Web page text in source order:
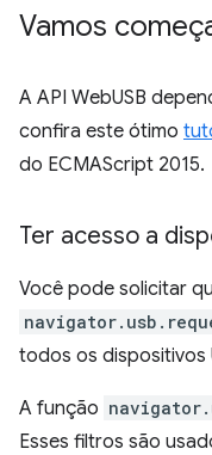
Vamos
A API WebUSB
confira este ótimo
do ECMAScript 2015.
Ter acesso a
Você pode solicitar
todos os dispositivos
A função
Esses filtros são